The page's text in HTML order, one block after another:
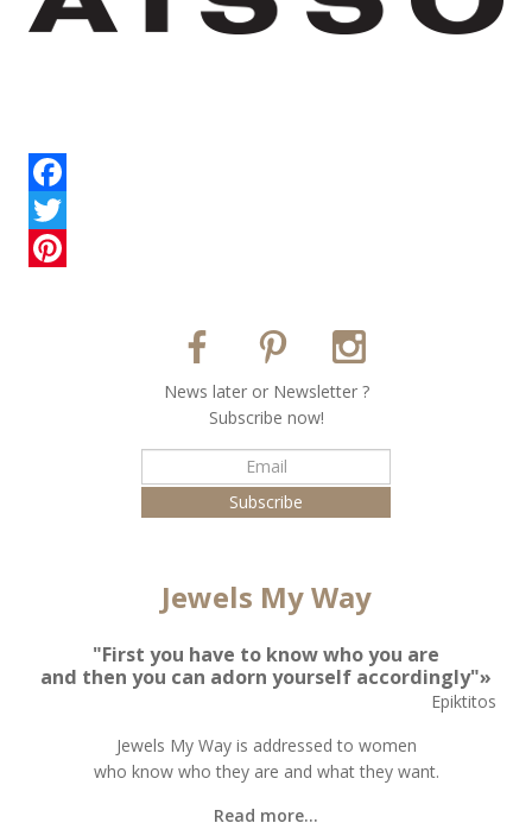
Facebook
Twitter
Νews later or Νewsletter ?
Subscribe now!
Jewels My Way
"First you have to know who you are
and then you can adorn yourself accordingly"»
Epiktitos
Jewels My Way is addressed to women
who know who they are and what they want.
Read more...